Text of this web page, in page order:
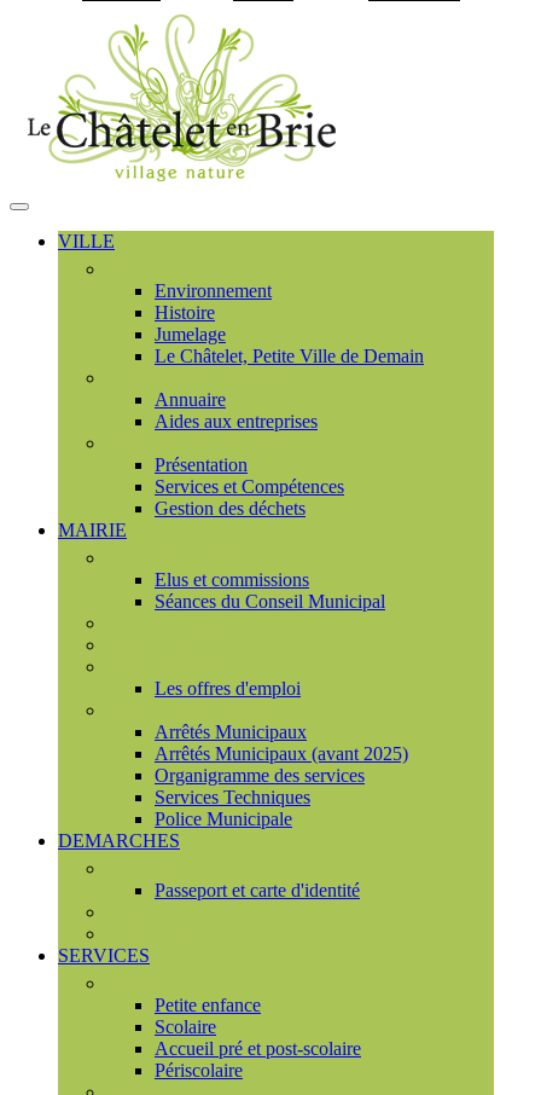
MENU
PRINCIPAL
VILLE
Environnement
Histoire
Jumelage
Le Châtelet, Petite Ville de Demain
Annuaire
Aides aux entreprises
Présentation
Services et Compétences
Gestion des déchets
MAIRIE
Elus et commissions
Séances du Conseil Municipal
Les offres d'emploi
Arrêtés Municipaux
Arrêtés Municipaux (avant 2025)
Organigramme des services
Services Techniques
Police Municipale
DEMARCHES
Passeport et carte d'identité
SERVICES
Petite enfance
Scolaire
Accueil pré et post-scolaire
Périscolaire